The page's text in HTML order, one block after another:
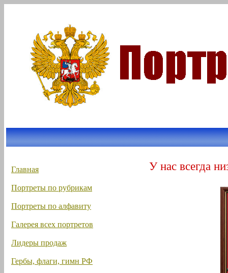
Главная
Портреты по рубрикам
Портреты по алфавиту
Галерея всех портретов
Лидеры продаж
Гербы, флаги, гимн РФ
У нас всегда